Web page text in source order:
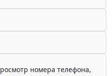
номера телефона,